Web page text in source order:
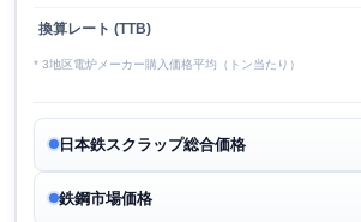
換算レート (TTB)
* 3地区電炉メーカー購入価格平均（トン当たり）
日本鉄スクラップ総合価格
鉄鋼市場価格